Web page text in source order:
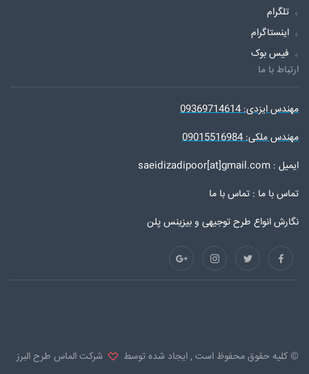
تلگرام
اینستاگرام
فیس بوک
ارتباط با ما
مهندس ایزدی: 09369714614
مهندس ملکی: 09015516984
ایمیل : saeidizadipoor[at]gmail.com
تماس با ما : تماس با ما
نگارش انواع طرح توجیهی و بیزینس پلن
© کلیه حقوق محفوظ است , ایجاد شده توسط شرکت الماس طرح البرز